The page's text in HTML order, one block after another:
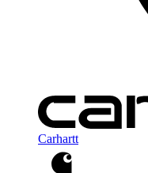
Carhartt